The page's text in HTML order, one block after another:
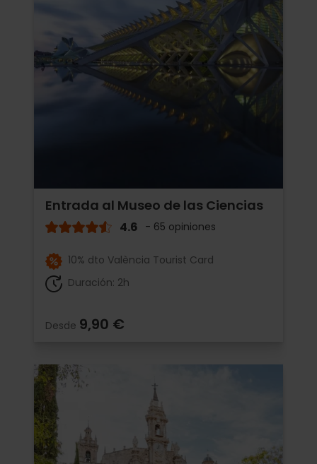
Entrada al Museo de las Ciencias
4.6 - 65 opiniones
10% dto València Tourist Card
Duración: 2h
Desde 9,90 €